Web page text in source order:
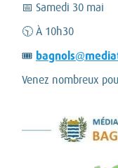
📅 Samedi 30 mai
🕥 À 10h30
🎟️
Venez nombreux